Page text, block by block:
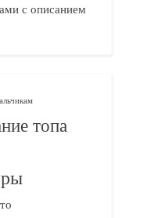
с описанием
топа